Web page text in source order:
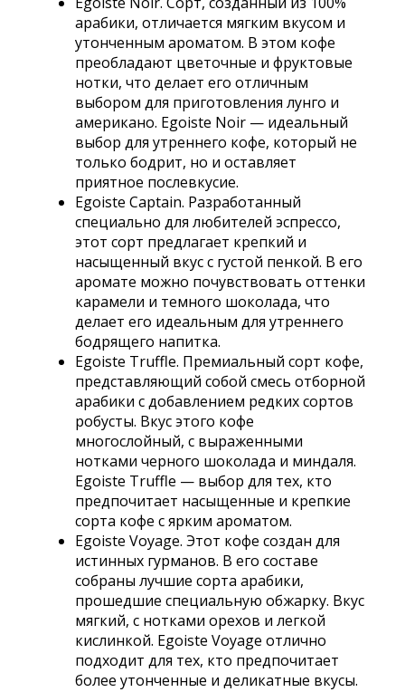
арабики, отличается мягким вкусом и
утонченным ароматом. В этом кофе
преобладают цветочные и фруктовые
нотки, что делает его отличным
выбором для приготовления лунго и
американо. Egoiste Noir — идеальный
выбор для утреннего кофе, который не
только бодрит, но и оставляет
приятное послевкусие.
Egoiste Captain. Разработанный
специально для любителей эспрессо,
этот сорт предлагает крепкий и
насыщенный вкус с густой пенкой. В его
аромате можно почувствовать оттенки
карамели и темного шоколада, что
делает его идеальным для утреннего
бодрящего напитка.
Egoiste Truffle. Премиальный сорт кофе,
представляющий собой смесь отборной
арабики с добавлением редких сортов
робусты. Вкус этого кофе
многослойный, с выраженными
нотками черного шоколада и миндаля.
Egoiste Truffle — выбор для тех, кто
предпочитает насыщенные и крепкие
сорта кофе с ярким ароматом.
Egoiste Voyage. Этот кофе создан для
истинных гурманов. В его составе
собраны лучшие сорта арабики,
прошедшие специальную обжарку. Вкус
мягкий, с нотками орехов и легкой
кислинкой. Egoiste Voyage отлично
подходит для тех, кто предпочитает
более утонченные и деликатные вкусы.